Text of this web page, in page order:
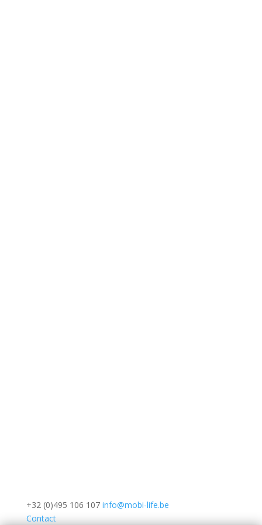
+32 (0)495 106 107 info@mobi-life.be
Contact